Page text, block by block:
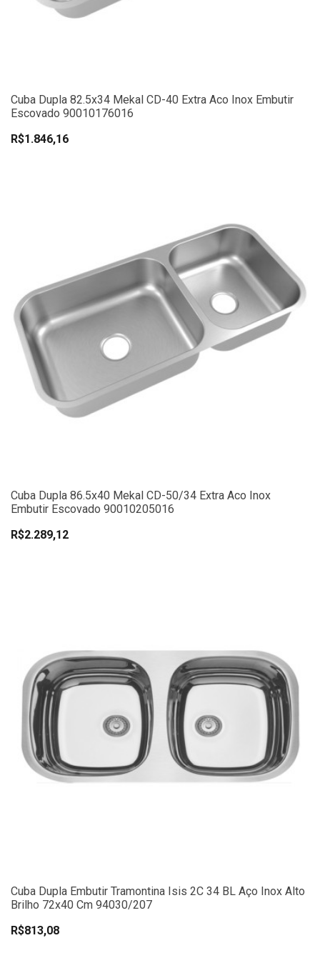
Cuba Dupla 82.5x34 Mekal CD-40 Extra Aco Inox Embutir
Escovado 90010176016
R$1.846,16
Cuba Dupla 86.5x40 Mekal CD-50/34 Extra Aco Inox
Embutir Escovado 90010205016
R$2.289,12
Cuba Dupla Embutir Tramontina Isis 2C 34 BL Aço Inox Alto
Brilho 72x40 Cm 94030/207
R$813,08